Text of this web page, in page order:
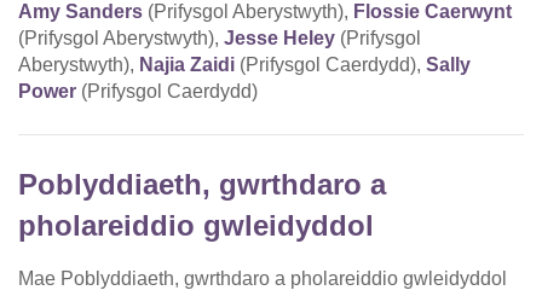
Amy Sanders (Prifysgol Aberystwyth), Flossie Caerwynt
(Prifysgol Aberystwyth), Jesse Heley (Prifysgol
Aberystwyth), Najia Zaidi (Prifysgol Caerdydd), Sally
Power (Prifysgol Caerdydd)
Poblyddiaeth, gwrthdaro a
pholareiddio gwleidyddol
Mae Poblyddiaeth, gwrthdaro a pholareiddio gwleidyddol